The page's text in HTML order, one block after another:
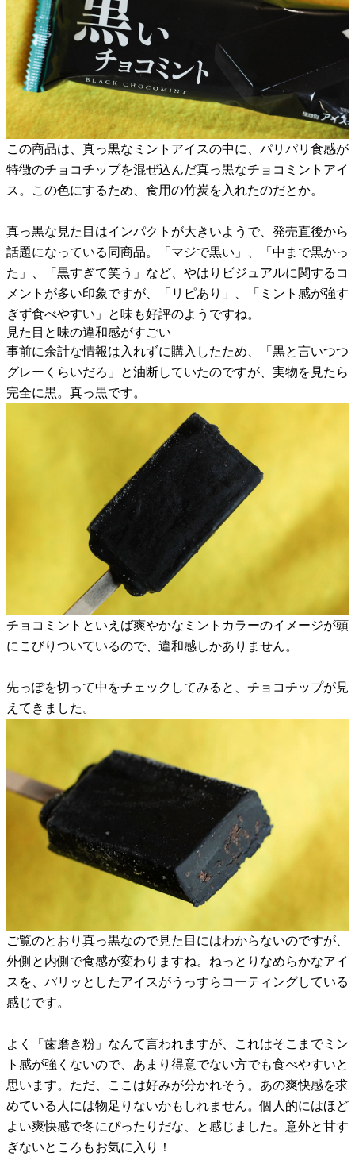
この商品は、真っ黒なミントアイスの中に、パリパリ食感が
特徴のチョコチップを混ぜ込んだ真っ黒なチョコミントアイ
ス。この色にするため、食用の竹炭を入れたのだとか。
真っ黒な見た目はインパクトが大きいようで、発売直後から
話題になっている同商品。「マジで黒い」、「中まで黒かっ
た」、「黒すぎて笑う」など、やはりビジュアルに関するコ
メントが多い印象ですが、「リピあり」、「ミント感が強す
ぎず食べやすい」と味も好評のようですね。
見た目と味の違和感がすごい
事前に余計な情報は入れずに購入したため、「黒と言いつつ
グレーくらいだろ」と油断していたのですが、実物を見たら
完全に黒。真っ黒です。
チョコミントといえば爽やかなミントカラーのイメージが頭
にこびりついているので、違和感しかありません。
先っぽを切って中をチェックしてみると、チョコチップが見
えてきました。
ご覧のとおり真っ黒なので見た目にはわからないのですが、
外側と内側で食感が変わりますね。ねっとりなめらかなアイ
スを、パリッとしたアイスがうっすらコーティングしている
感じです。
よく「歯磨き粉」なんて言われますが、これはそこまでミン
ト感が強くないので、あまり得意でない方でも食べやすいと
思います。ただ、ここは好みが分かれそう。あの爽快感を求
めている人には物足りないかもしれません。個人的にはほど
よい爽快感で冬にぴったりだな、と感じました。意外と甘す
ぎないところもお気に入り！